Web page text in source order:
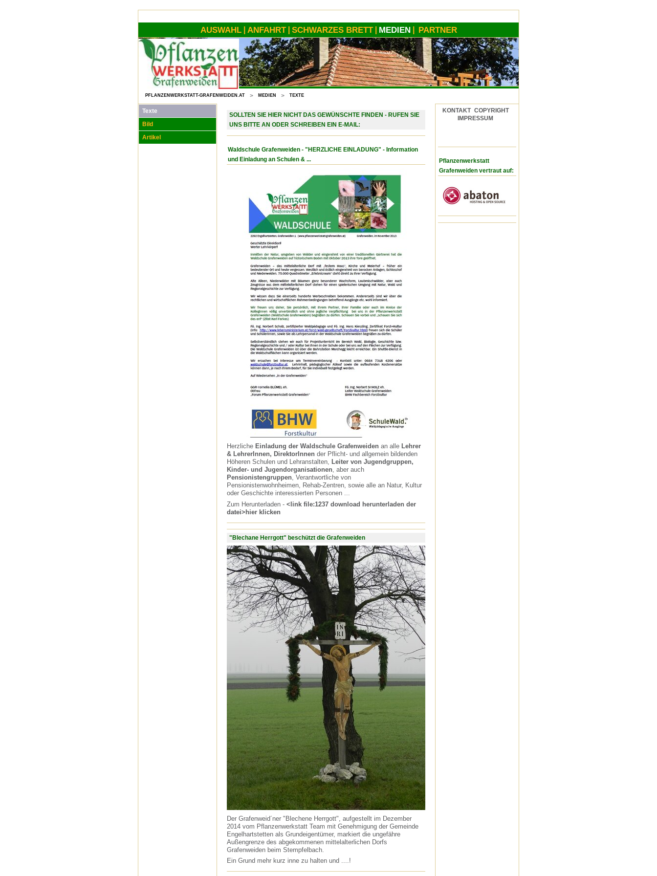
AUSWAHL ANFAHRT| SCHWARZES BRETT| MEDIEN| PARTNER
PFLANZENWERKSTATT-GRAFENWEIDEN.AT > MEDIEN > TEXTE
Texte
Bild
Artikel
SOLLTEN SIE HIER NICHT DAS GEWÜNSCHTE FINDEN - RUFEN SIE
UNS BITTE AN ODER SCHREIBEN EIN E-MAIL:
Waldschule Grafenweiden - "HERZLICHE EINLADUNG" - Information
und Einladung an Schulen & ...
Herzliche Einladung der Waldschule Grafenweiden an alle Lehrer
& LehrerInnen, DirektorInnen der Pflicht- und allgemein bildenden
Höheren Schulen und Lehranstalten, Leiter von Jugendgruppen,
Kinder- und Jugendorganisationen, aber auch
Pensionistengruppen, Verantwortliche von
Pensionistenwohnheimen, Rehab-Zentren, sowie alle an Natur, Kultur
oder Geschichte interessierten Personen ...
Zum Herunterladen - <link file:1237 download herunterladen der
datei>hier klicken
"Blechane Herrgott" beschützt die Grafenweiden
Der Grafenweid´ner "Blechene Herrgott", aufgestellt im Dezember
2014 vom Pflanzenwerkstatt Team mit Genehmigung der Gemeinde
Engelhartstetten als Grundeigentümer, markiert die ungefähre
Außengrenze des abgekommenen mittelalterlichen Dorfs
Grafenweiden beim Stempfelbach.
Ein Grund mehr kurz inne zu halten und ....!
KONTAKT COPYRIGHT
IMPRESSUM
Pflanzenwerkstatt
Grafenweiden vertraut auf: